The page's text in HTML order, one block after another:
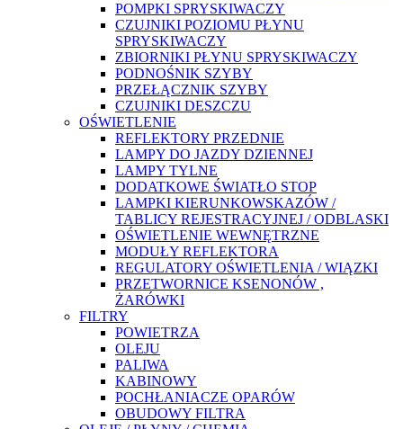
POMPKI SPRYSKIWACZY
CZUJNIKI POZIOMU PŁYNU
SPRYSKIWACZY
ZBIORNIKI PŁYNU SPRYSKIWACZY
PODNOŚNIK SZYBY
PRZEŁĄCZNIK SZYBY
CZUJNIKI DESZCZU
OŚWIETLENIE
REFLEKTORY PRZEDNIE
LAMPY DO JAZDY DZIENNEJ
LAMPY TYLNE
DODATKOWE ŚWIATŁO STOP
LAMPKI KIERUNKOWSKAZÓW /
TABLICY REJESTRACYJNEJ / ODBLASKI
OŚWIETLENIE WEWNĘTRZNE
MODUŁY REFLEKTORA
REGULATORY OŚWIETLENIA / WIĄZKI
PRZETWORNICE KSENONÓW ,
ŻARÓWKI
FILTRY
POWIETRZA
OLEJU
PALIWA
KABINOWY
POCHŁANIACZE OPARÓW
OBUDOWY FILTRA